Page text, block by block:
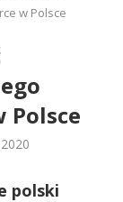
w Polsce
Polsce
polski